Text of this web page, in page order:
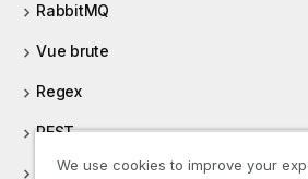
RabbitMQ
Vue brute
Regex
REST
Route
We use cookies to improve your